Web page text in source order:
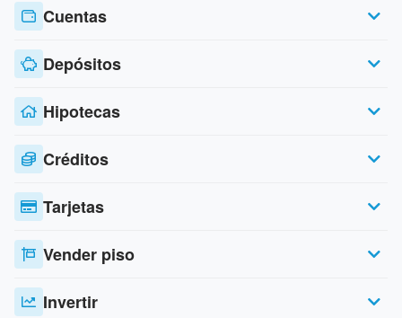
Cuentas
Depósitos
Hipotecas
Créditos
Tarjetas
Vender piso
Invertir